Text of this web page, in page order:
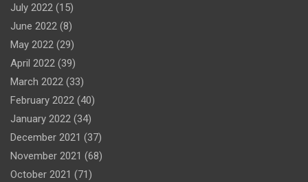
July 2022 (15)
June 2022 (8)
May 2022 (29)
April 2022 (39)
March 2022 (33)
February 2022 (40)
January 2022 (34)
December 2021 (37)
November 2021 (68)
October 2021 (71)